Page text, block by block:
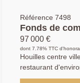
Référence 7498
Fonds de
110 m2
97 000 €
dont 7.78% TTC
Houilles centre
restaurant
immédiate de la